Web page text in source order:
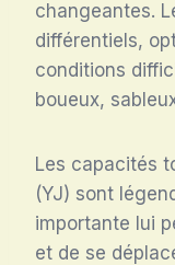
changeantes.
différentiels,
conditions
boueux,
Les capacités
(YJ) sont
importante lui
et de se